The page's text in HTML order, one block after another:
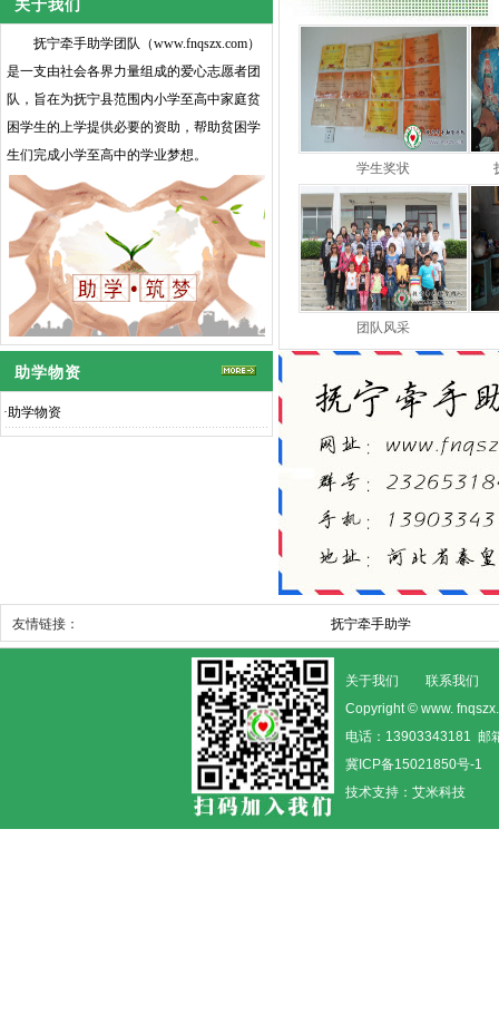
关于我们
抚宁牵手助学团队（www.fnqszx.com）
是一支由社会各界力量组成的爱心志愿者团
队，旨在为抚宁县范围内小学至高中家庭贫
困学生的上学提供必要的资助，帮助贫困学
生们完成小学至高中的学业梦想。
学生奖状
团队风采
助学物资
·助学物资
友情链接： 抚宁牵手助学
关于我们
联系我们
Copyright © www.
电话：13903343181 邮
冀ICP备15021850号-1
技术支持： 艾米科技